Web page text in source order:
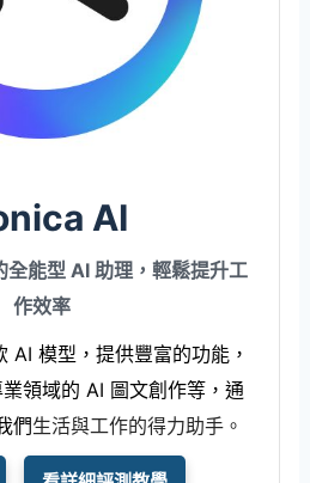
AI
全能型 AI 助理，輕鬆提升工
作效率
AI 模型，提供豐富的功能，
領域的 AI 圖文創作等，通
們生活與工作的得力助手。